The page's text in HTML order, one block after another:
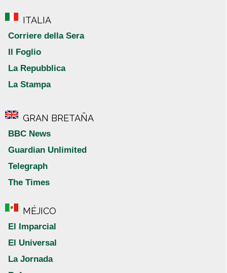
ITALIA
Corriere della Sera
Il Foglio
La Repubblica
La Stampa
GRAN BRETAÑA
BBC News
Guardian Unlimited
Telegraph
The Times
MÉJICO
El Imparcial
El Universal
La Jornada